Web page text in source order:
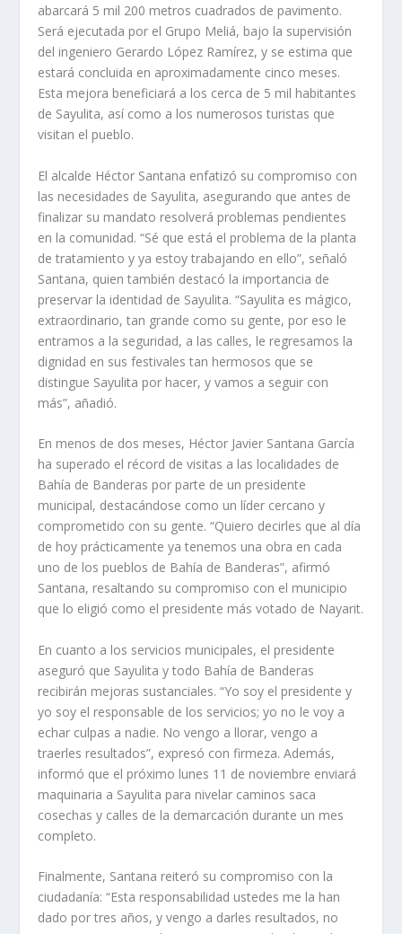
abarcará 5 mil 200 metros cuadrados de pavimento.
Será ejecutada por el Grupo Meliá, bajo la supervisión
del ingeniero Gerardo López Ramírez, y se estima que
estará concluida en aproximadamente cinco meses.
Esta mejora beneficiará a los cerca de 5 mil habitantes
de Sayulita, así como a los numerosos turistas que
visitan el pueblo.
El alcalde Héctor Santana enfatizó su compromiso con
las necesidades de Sayulita, asegurando que antes de
finalizar su mandato resolverá problemas pendientes
en la comunidad. “Sé que está el problema de la planta
de tratamiento y ya estoy trabajando en ello”, señaló
Santana, quien también destacó la importancia de
preservar la identidad de Sayulita. “Sayulita es mágico,
extraordinario, tan grande como su gente, por eso le
entramos a la seguridad, a las calles, le regresamos la
dignidad en sus festivales tan hermosos que se
distingue Sayulita por hacer, y vamos a seguir con
más”, añadió.
En menos de dos meses, Héctor Javier Santana García
ha superado el récord de visitas a las localidades de
Bahía de Banderas por parte de un presidente
municipal, destacándose como un líder cercano y
comprometido con su gente. “Quiero decirles que al día
de hoy prácticamente ya tenemos una obra en cada
uno de los pueblos de Bahía de Banderas”, afirmó
Santana, resaltando su compromiso con el municipio
que lo eligió como el presidente más votado de Nayarit.
En cuanto a los servicios municipales, el presidente
aseguró que Sayulita y todo Bahía de Banderas
recibirán mejoras sustanciales. “Yo soy el presidente y
yo soy el responsable de los servicios; yo no le voy a
echar culpas a nadie. No vengo a llorar, vengo a
traerles resultados”, expresó con firmeza. Además,
informó que el próximo lunes 11 de noviembre enviará
maquinaria a Sayulita para nivelar caminos saca
cosechas y calles de la demarcación durante un mes
completo.
Finalmente, Santana reiteró su compromiso con la
ciudadanía: “Esta responsabilidad ustedes me la han
dado por tres años, y vengo a darles resultados, no